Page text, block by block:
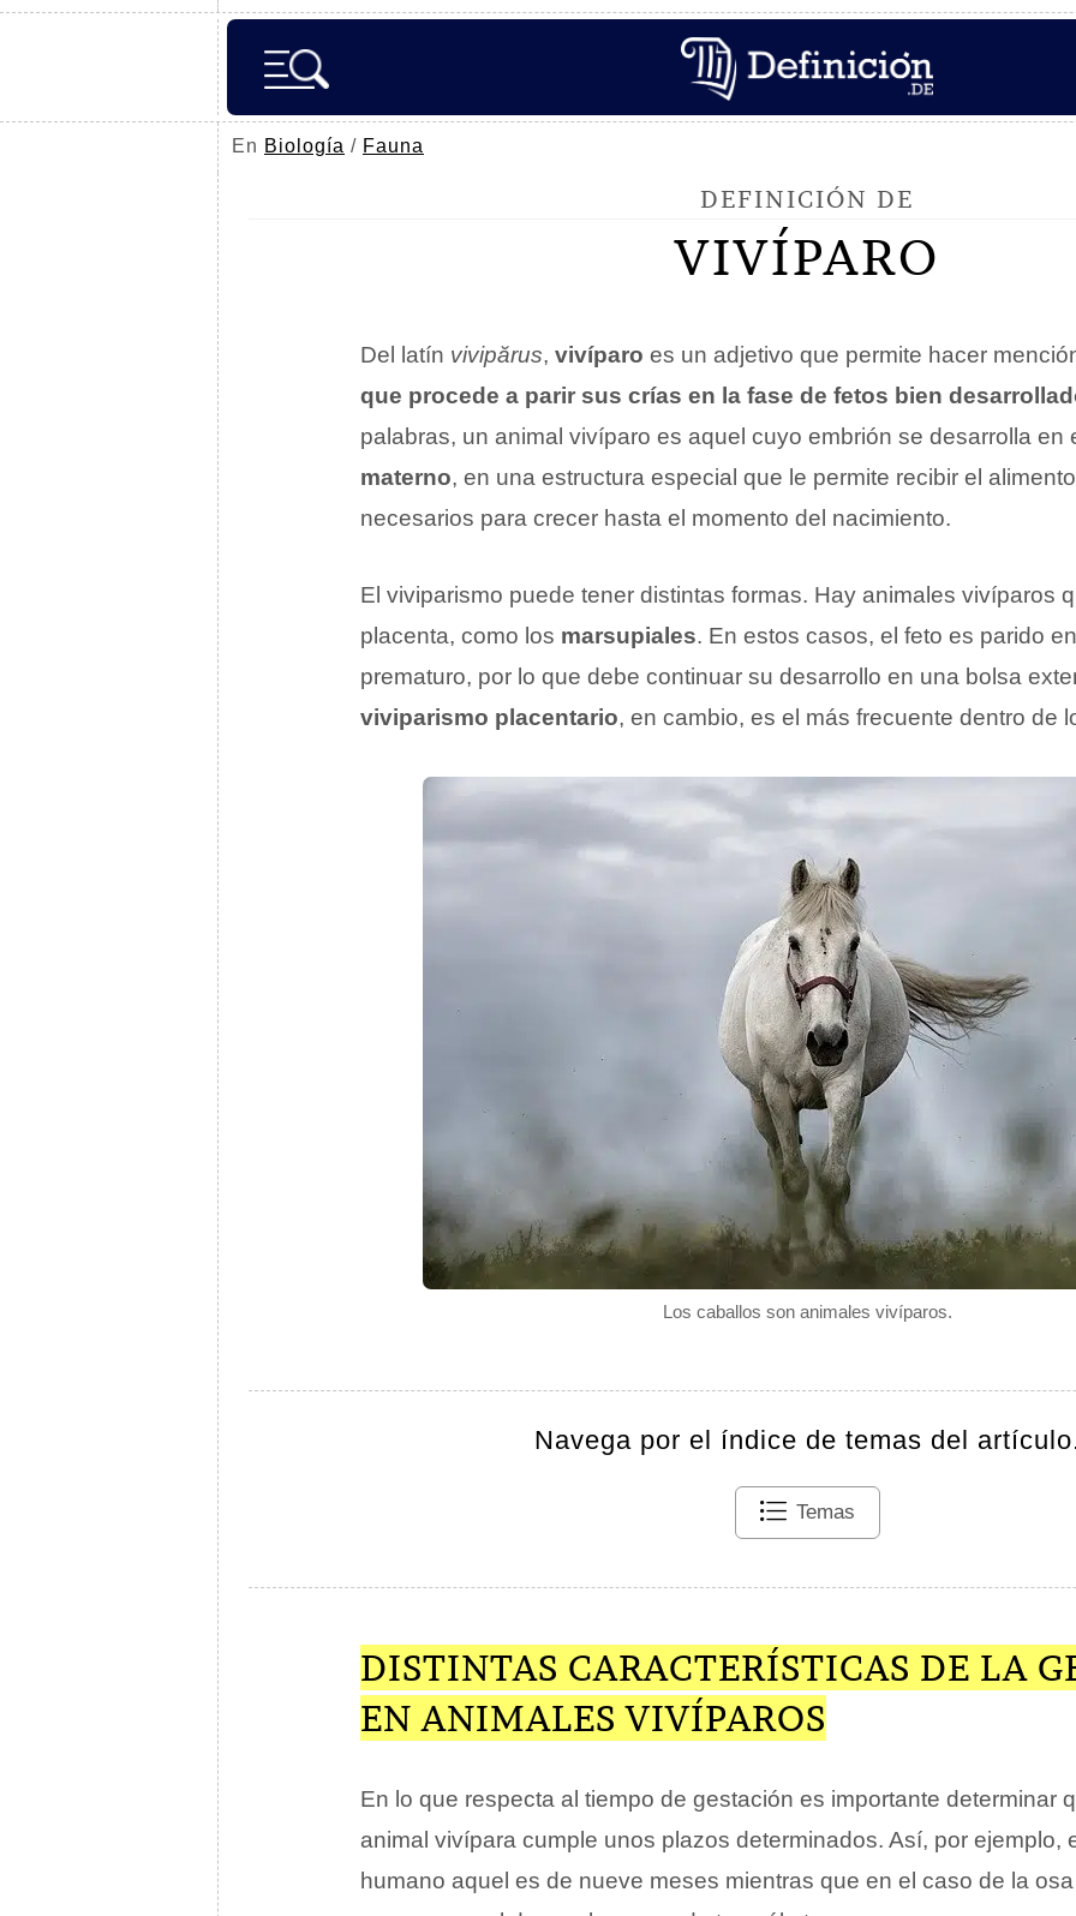
En Biología / Fauna
DEFINICIÓN DE
VIVÍPARO
Los caballos son animales vivíparos.
Del latín vivipărus, vivíparo es un adjetivo que permite hacer
que procede a parir sus crías en la fase de fetos bien
palabras, un animal vivíparo es aquel cuyo embrión se desarrolla en
materno, en una estructura especial que le permite recibir el
necesarios para crecer hasta el momento del nacimiento.
El viviparismo puede tener distintas formas. Hay animales vivíparos
placenta, como los marsupiales. En estos casos, el feto es parido
prematuro, por lo que debe continuar su desarrollo en una bolsa
viviparismo placentario, en cambio, es el más frecuente dentro de
Navega por el índice de temas del
Temas
DISTINTAS CARACTERÍSTICAS DE LA
EN ANIMALES VIVÍPAROS
En lo que respecta al tiempo de gestación es importante determinar
animal vivípara cumple unos plazos determinados. Así, por ejemplo,
humano aquel es de nueve meses mientras que en el caso de la